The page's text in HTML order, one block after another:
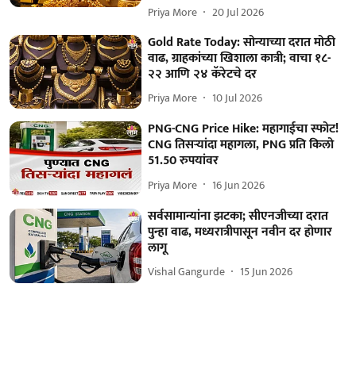
Priya More 20 Jul 2026
Gold Rate Today: सोन्याच्या दरात मोठी
वाढ, ग्राहकांच्या खिशाला कात्री; वाचा १८-
२२ आणि २४ कॅरेटचे दर
Priya More 10 Jul 2026
PNG-CNG Price Hike: महागाईचा स्फोट!
CNG तिसऱ्यांदा महागला, PNG प्रति किलो
51.50 रुपयांवर
Priya More 16 Jun 2026
सर्वसामान्यांना झटका; सीएनजीच्या दरात
पुन्हा वाढ, मध्यरात्रीपासून नवीन दर होणार
लागू
Vishal Gangurde 15 Jun 2026